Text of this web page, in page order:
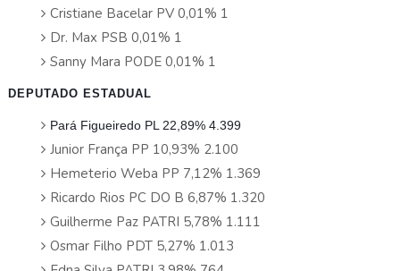
Cristiane Bacelar PV 0,01% 1
Dr. Max PSB 0,01% 1
Sanny Mara PODE 0,01% 1
DEPUTADO ESTADUAL
Pará Figueiredo PL 22,89% 4.399
Junior França PP 10,93% 2.100
Hemeterio Weba PP 7,12% 1.369
Ricardo Rios PC DO B 6,87% 1.320
Guilherme Paz PATRI 5,78% 1.111
Osmar Filho PDT 5,27% 1.013